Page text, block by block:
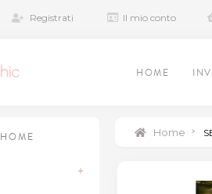
Registrati Il mio conto
HOME
HOME Home >